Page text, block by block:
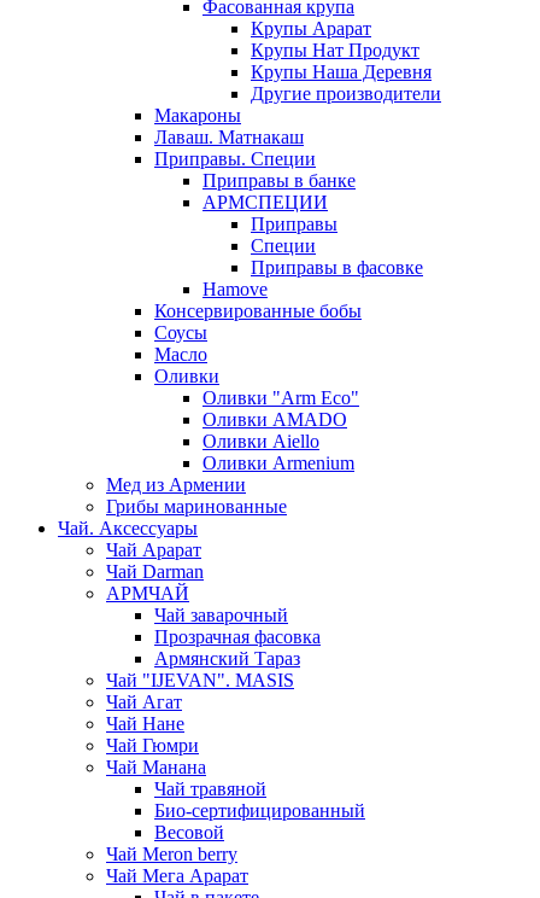
Фасованная крупа
Крупы Арарат
Крупы Нат Продукт
Крупы Наша Деревня
Другие производители
Макароны
Лаваш. Матнакаш
Приправы. Специи
Приправы в банке
АРМСПЕЦИИ
Приправы
Специи
Приправы в фасовке
Hamove
Консервированные бобы
Соусы
Масло
Оливки
Оливки "Arm Eco"
Оливки AMADO
Оливки Aiello
Оливки Armenium
Мед из Армении
Грибы маринованные
Чай. Аксессуары
Чай Арарат
Чай Darman
АРМЧАЙ
Чай заварочный
Прозрачная фасовка
Армянский Тараз
Чай "IJEVAN". MASIS
Чай Агат
Чай Нане
Чай Гюмри
Чай Манана
Чай травяной
Био-сертифицированный
Весовой
Чай Meron berry
Чай Мега Арарат